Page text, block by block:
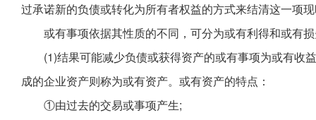
过承诺新的负债或转化为所有者权益的方式来结清这一项
或有事项依据其性质的不同，可分为或有利得和或有
(1)结果可能减少负债或获得资产的或有事项为或有收
成的企业资产则称为或有资产。或有资产的特点：
①由过去的交易或事项产生;